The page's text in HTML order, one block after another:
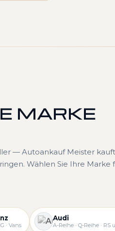
MARKE
— Autoankauf Meister kauft
Wählen Sie Ihre Marke
· Vans
Audi
A-Reihe · Q-Reihe · RS